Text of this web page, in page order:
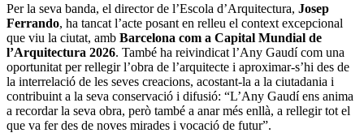
Per la seva banda, el director de l’Escola d’Arquitectura, Josep
Ferrando, ha tancat l’acte posant en relleu el context excepcional
que viu la ciutat, amb Barcelona com a Capital Mundial de
l’Arquitectura 2026. També ha reivindicat l’Any Gaudí com una
oportunitat per rellegir l’obra de l’arquitecte i aproximar-s’hi des de
la interrelació de les seves creacions, acostant-la a la ciutadania i
contribuint a la seva conservació i difusió: “L’Any Gaudí ens anima
a recordar la seva obra, però també a anar més enllà, a rellegir tot el
que va fer des de noves mirades i vocació de futur”.